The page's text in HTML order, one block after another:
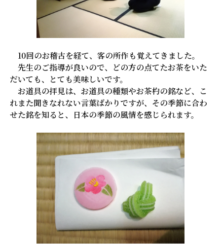
10回のお稽古を経て、客の所作も覚えてきました。
先生のご指導が良いので、どの方の点てたお茶をいた
だいても、とても美味しいです。
お道具の拝見は、お道具の種類やお茶杓の銘など、こ
れまた聞きなれない言葉ばかりですが、その季節に合わ
せた銘を知ると、日本の季節の風情を感じられます。